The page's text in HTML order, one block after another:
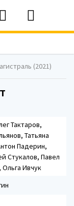
(2021)
Тактаров,
Татьяна
Падерин,
Стукалов, Павел
Ольга Ивчук